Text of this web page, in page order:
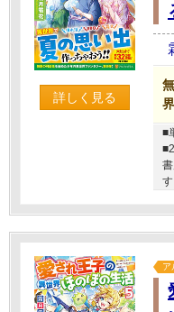
詳しく見る
■
す
ア